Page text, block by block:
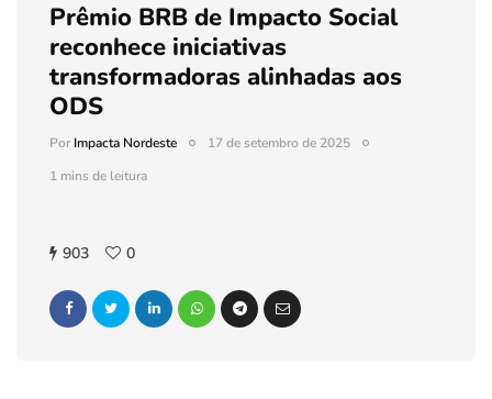
Prêmio BRB de Impacto Social
reconhece iniciativas
transformadoras alinhadas aos
ODS
PorImpacta Nordeste
17 de setembro de 2025
1 mins de leitura
903 0